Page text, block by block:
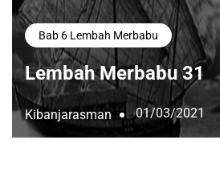
Bab 6 Lembah Merbabu
Lembah Merbabu 31
Kibanjarasman 01/03/2021